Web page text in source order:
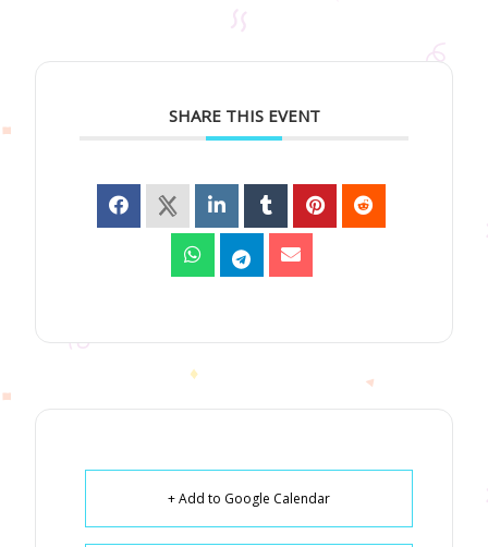
SHARE THIS EVENT
+ Add to Google Calendar